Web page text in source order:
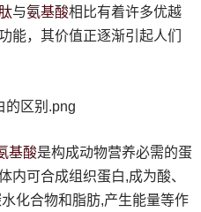
肽与氨基酸相比有着许多优越
能，其价值正逐渐引起人们
基酸是构成动物营养必需的蛋
内可合成组织蛋白,成为酸、
化合物和脂肪,产生能量等作